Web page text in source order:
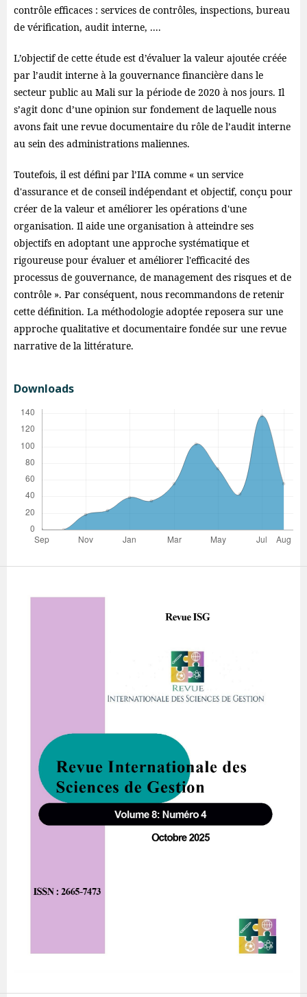
contrôle efficaces : services de contrôles, inspections, bureau
de vérification, audit interne, ....
L’objectif de cette étude est d’évaluer la valeur ajoutée créée
par l’audit interne à la gouvernance financière dans le
secteur public au Mali sur la période de 2020 à nos jours. Il
s’agit donc d’une opinion sur fondement de laquelle nous
avons fait une revue documentaire du rôle de l’audit interne
au sein des administrations maliennes.
Toutefois, il est défini par l’IIA comme « un service
d'assurance et de conseil indépendant et objectif, conçu pour
créer de la valeur et améliorer les opérations d'une
organisation. Il aide une organisation à atteindre ses
objectifs en adoptant une approche systématique et
rigoureuse pour évaluer et améliorer l'efficacité des
processus de gouvernance, de management des risques et de
contrôle ». Par conséquent, nous recommandons de retenir
cette définition. La méthodologie adoptée reposera sur une
approche qualitative et documentaire fondée sur une revue
narrative de la littérature.
Downloads